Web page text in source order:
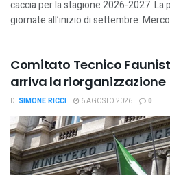
caccia per la stagione 2026-2027. La
giornate all’inizio di settembre:
Comitato Tecnico
arriva la riorganizzazione
DI SIMONE RICCI 6 AGOSTO 2026 0